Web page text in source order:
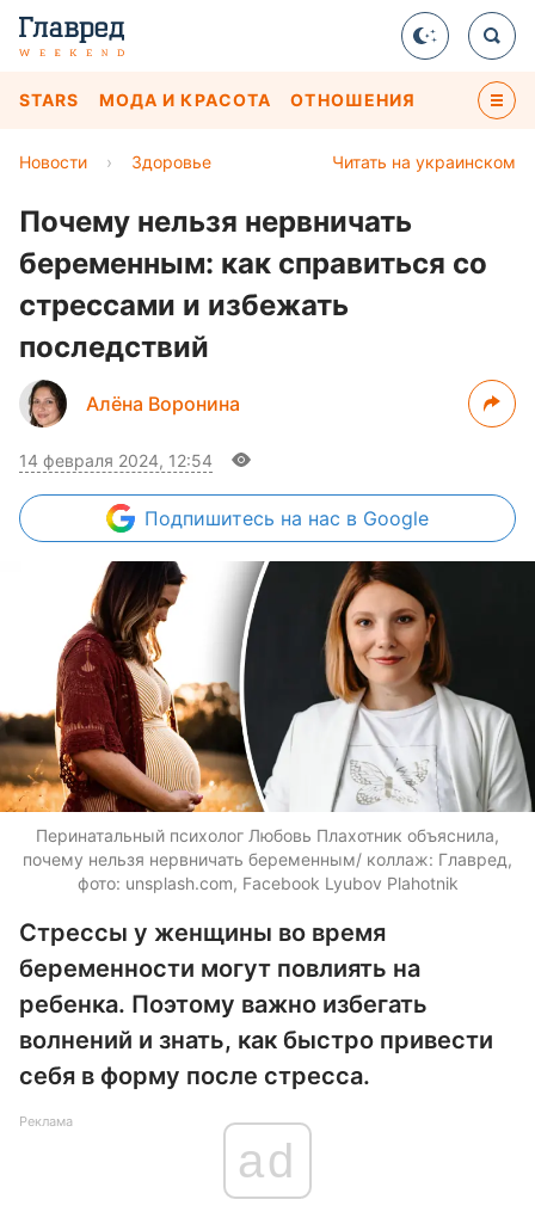
STARS МОДА И КРАСОТА ОТНОШЕНИЯ
Читать на украинском
Новости › Здоровье
Почему нельзя нервничать
беременным: как справиться со
стрессами и избежать
последствий
Алёна Воронина
14 февраля 2024, 12:54
Подпишитесь на нас в Google
Перинатальный психолог Любовь Плахотник объяснила,
почему нельзя нервничать беременным/ коллаж: Главред,
фото: unsplash.com, Facebook Lyubov Plahotnik
Стрессы у женщины во время
беременности могут повлиять на
ребенка. Поэтому важно избегать
волнений и знать, как быстро привести
себя в форму после стресса.
Реклама
ad